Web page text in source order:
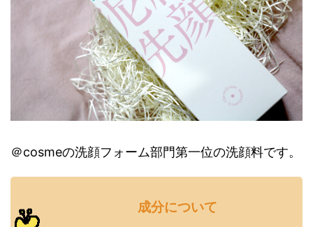
＠cosmeの洗顔フォーム部門第一位の洗顔料です。
成分について